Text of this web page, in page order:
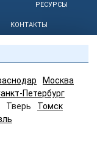
РЕСУРСЫ
КОНТАКТЫ
Москва
Петербург
Тверь
Томск